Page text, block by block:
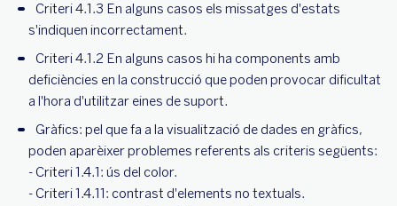
Criteri 4.1.3 En alguns casos els missatges d'estats
s'indiquen incorrectament.
Criteri 4.1.2 En alguns casos hi ha components amb
deficiències en la construcció que poden provocar dificultat
a l'hora d'utilitzar eines de suport.
Gràfics: pel que fa a la visualització de dades en gràfics,
poden aparèixer problemes referents als criteris següents:
- Criteri 1.4.1: ús del color.
- Criteri 1.4.11: contrast d'elements no textuals.